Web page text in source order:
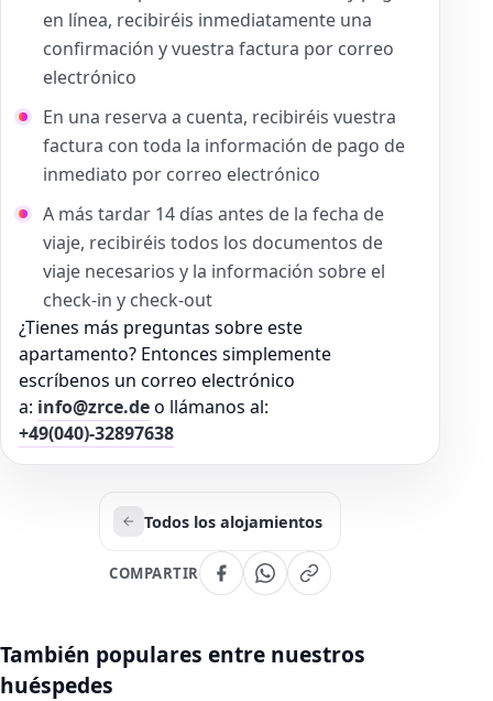
en línea, recibiréis inmediatamente una
confirmación y vuestra factura por correo
electrónico
En una reserva a cuenta, recibiréis vuestra
factura con toda la información de pago de
inmediato por correo electrónico
A más tardar 14 días antes de la fecha de
viaje, recibiréis todos los documentos de
viaje necesarios y la información sobre el
check-in y check-out
¿Tienes más preguntas sobre este
apartamento? Entonces simplemente
escríbenos un correo electrónico
a: info@zrce.deo llámanos al:
+49(040)-32897638
Todos los alojamientos
COMPARTIR
También populares entre nuestros
huéspedes